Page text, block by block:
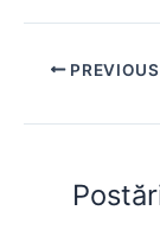
c
e
o
o
k
at
s
p
p
PREVIOUS